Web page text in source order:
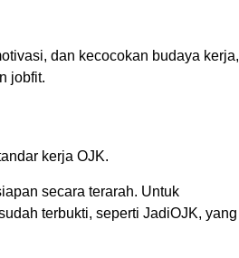
dan kecocokan budaya kerja,
jobfit.
kerja OJK.
secara terarah. Untuk
terbukti, seperti JadiOJK, yang